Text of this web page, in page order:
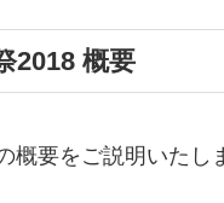
2018 概要
概要をご説明いたし